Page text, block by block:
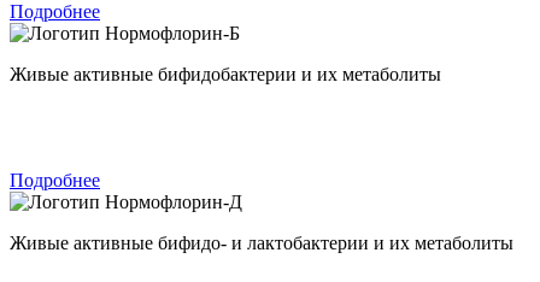
Подробнее
Нормофлорин-Б
Живые активные бифидобактерии и их метаболиты
Подробнее
Нормофлорин-Д
Живые активные бифидо- и лактобактерии и их метаболиты